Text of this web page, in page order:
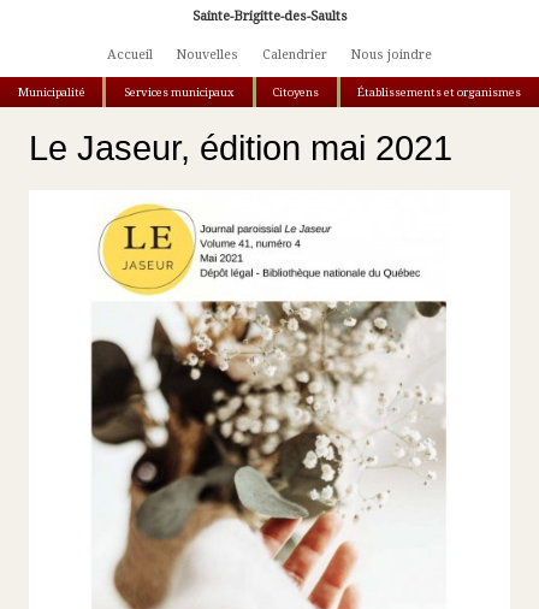
Aller au contenu principalSainte-Brigitte-des-Saults
Accueil Nouvelles Calendrier Nous joindre
Municipalité Services municipaux Citoyens Établissements et organismes
Vous êtes ici
Le Jaseur, édition mai 2021